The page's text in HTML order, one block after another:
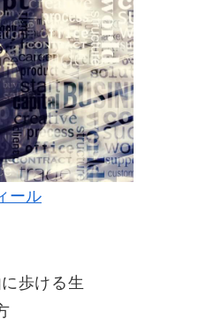
ール
歩ける生